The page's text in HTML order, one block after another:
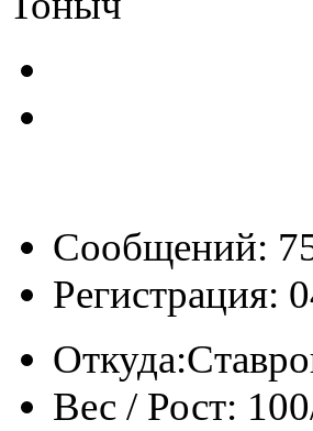
Сообщений:
Регистрация:
Откуда:
Вес / Рост: